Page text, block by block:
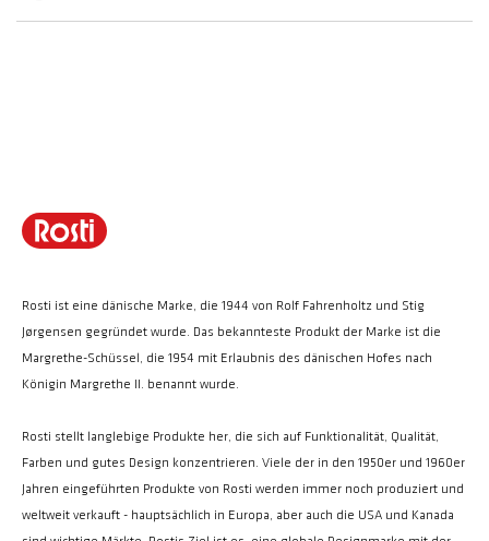
Rosti ist eine dänische Marke, die 1944 von Rolf Fahrenholtz und Stig
Jørgensen gegründet wurde. Das bekannteste Produkt der Marke ist die
Margrethe-Schüssel, die 1954 mit Erlaubnis des dänischen Hofes nach
Königin Margrethe II. benannt wurde.
Rosti stellt langlebige Produkte her, die sich auf Funktionalität, Qualität,
Farben und gutes Design konzentrieren. Viele der in den 1950er und 1960er
Jahren eingeführten Produkte von Rosti werden immer noch produziert und
weltweit verkauft - hauptsächlich in Europa, aber auch die USA und Kanada